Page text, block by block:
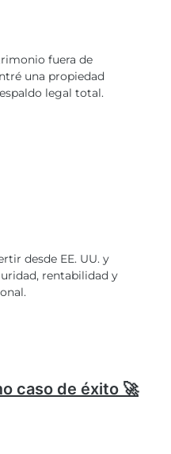
fuera de
una propiedad
legal total.
desde EE. UU. y
rentabilidad y
caso de éxito 🚀